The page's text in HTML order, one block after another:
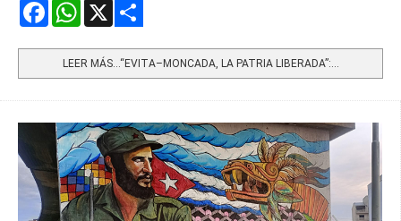
FacebookWhatsApp
LEER MÁS…“EVITA–MONCADA, LA PATRIA LIBERADA”:...